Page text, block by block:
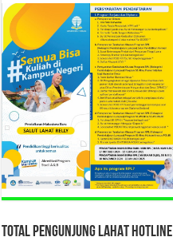
TOTAL PENGUNJUNG LAHAT HOTLINE